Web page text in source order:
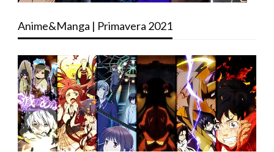
Anime&Manga | Primavera 2021